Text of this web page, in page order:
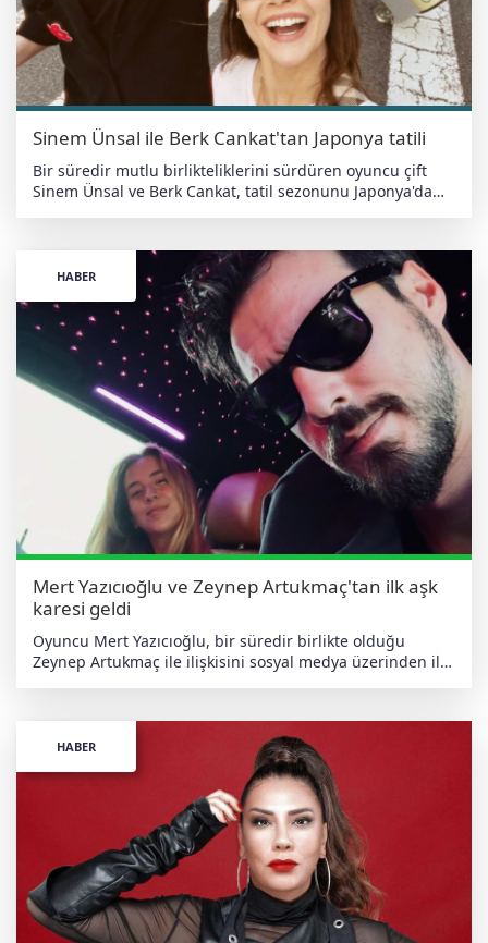
Sinem Ünsal ile Berk Cankat'tan Japonya tatili
Bir süredir mutlu birlikteliklerini sürdüren oyuncu çift
Sinem Ünsal ve Berk Cankat, tatil sezonunu Japonya'da
hesaplarından takipçileriyle paylaştı. Japonya'nın
başkenti Tokyo'da vakit geçiren ikili, şehrin sokaklarını
gezerken ve ziyaret ettikleri mekanlarda çektirdikleri
fotoğrafları yayımladı. Toplu taşıma araçlarında ve kentin
farklı noktalarında objektif karşısına geçen çiftin doğal
halleri sosyal medyada beğeni topladı. Uzun zamandır
birlikte olan Ünsal ve Cankat'ın Japonya tatili,
hayranlarından da yoğun ilgi gördü. Çiftin paylaşımları
kısa sürede çok sayıda beğeni ve yorum aldı.
haberdeger.com Bağımsız • Yerli • Antiemperyalist
HABER
Mert Yazıcıoğlu ve Zeynep Artukmaç'tan ilk aşk
karesi geldi
Oyuncu Mert Yazıcıoğlu, bir süredir birlikte olduğu
Zeynep Artukmaç ile ilişkisini sosyal medya üzerinden ilk
tatil yapan Yazıcıoğlu, otomobil içerisinde çekilen bir öz
çekimi Instagram hesabından paylaşarak birlikteliklerine
dair ilk kareyi takipçilerinin beğenisine sundu. Daha önce
zaman zaman birlikte görüntülenen çift, ilişkilerini
kamuoyundan gizlememişti. Mart ayında basın
mensuplarının sorularını yanıtlayan Yazıcıoğlu, ilişkisiyle
ilgili olarak "İlişkimi saklamıyorum, çok güzel gidiyor.
Bayramda birlikte tatil yaptık, her şey yolunda" ifadelerini
kullanmıştı. Oyuncu, mayıs ayında yaptığı açıklamada ise
"Her şey çok yolunda, çok mutluyuz" diyerek ilişkilerinin
iyi gittiğini dile getirmişti. Sosyal medyada paylaşılan ilk
HABER